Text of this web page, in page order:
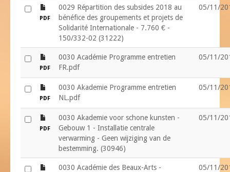
PDF
0029 Répartition des subsides 2018 au
bénéfice des groupements et projets de
Solidarité Internationale - 7.760 € -
150/332-02 (31222)
05/11/
PDF
0030 Académie Programme entretien
FR.pdf
05/11/
PDF
0030 Akademie Programme entretien
NL.pdf
05/11/
PDF
0030 Akademie voor schone kunsten -
Gebouw 1 - Installatie centrale
verwarming - Geen wijziging van de
bestemming. (30946)
05/11/
0030 Académie des Beaux-Arts -
05/11/